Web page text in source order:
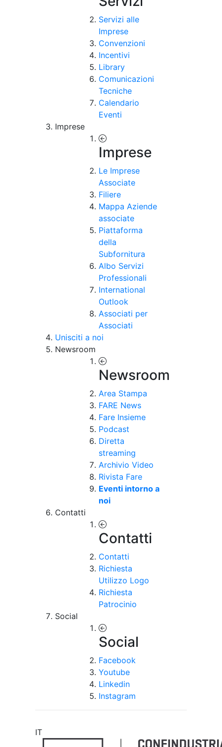
Servizi alle
Imprese
Convenzioni
Incentivi
Library
Comunicazioni
Tecniche
Calendario
Eventi
Imprese
Imprese
Le Imprese
Associate
Filiere
Mappa Aziende
associate
Piattaforma
della
Subfornitura
Albo Servizi
Professionali
International
Outlook
Associati per
Associati
Unisciti a noi
Newsroom
Newsroom
Area Stampa
FARE News
Fare Insieme
Podcast
Diretta
streaming
Archivio Video
Rivista Fare
Eventi intorno a
noi
Contatti
Contatti
Contatti
Richiesta
Utilizzo Logo
Richiesta
Patrocinio
Social
Social
Facebook
Youtube
Linkedin
Instagram
IT